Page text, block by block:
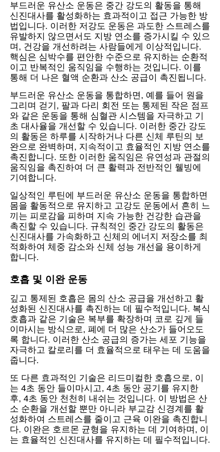
부드러운 유산소 운동은 중간 강도의 활동을 통해
신진대사를 활성화하는 효과적이고 접근 가능한 방
법입니다. 이러한 저강도 운동은 과도한 스트레스를
유발하지 않으면서도 지방 연소를 증가시킬 수 있으
며, 건강을 개선하려는 사람들에게 이상적입니다.
핵심은 심박수를 편안한 수준으로 유지하는 순환적
이고 반복적인 움직임을 수행하는 것입니다. 이를
통해 더 나은 혈액 순환과 산소 공급이 촉진됩니다.
부드러운 유산소 운동을 통합하면, 예를 들어 원을
그리며 걷기, 팔과 다리 회전 또는 통제된 작은 점프
와 같은 운동을 통해 심혈관 시스템을 자극하고 기
초 대사율을 개선할 수 있습니다. 이러한 중간 강도
의 활동은 하루를 시작하거나 다른 신체 루틴의 보
완으로 완벽하며, 지속적이고 효율적인 지방 연소를
촉진합니다. 또한 이러한 움직임은 유연성과 관절의
움직임을 촉진하여 더 큰 활력과 전반적인 웰빙에
기여합니다.
일상적인 루틴에 부드러운 유산소 운동을 통합하면
몸을 활동적으로 유지하고 고강도 운동에서 흔히 느
끼는 피로감을 피하며 지속 가능한 건강한 습관을
촉진할 수 있습니다. 규칙적인 중간 강도의 활동은
신진대사를 가속화하고 신체의 에너지 저장소를 최
적화하여 체중 감소와 신체 성능 개선을 용이하게
합니다.
호흡 및 이완 운동
깊고 통제된 호흡은 몸의 산소 공급을 개선하고 활
성화된 신진대사를 촉진하는 데 필수적입니다. 복식
호흡과 같은 기술은 복부를 확장하며 코로 깊게 들
이마시는 방식으로, 폐에 더 많은 산소가 들어오도
록 합니다. 이러한 산소 공급의 증가는 세포 기능을
자극하고 칼로리를 더 효율적으로 태우는 데 도움을
줍니다.
또 다른 효과적인 기술은 리드미컬한 호흡으로, 이
는 4초 동안 들이마시고, 4초 동안 공기를 유지한
후, 4초 동안 천천히 내쉬는 것입니다. 이 방법은 산
소 순환을 개선할 뿐만 아니라 부교감 신경계를 활
성화하여 스트레스를 줄이고 근육 이완을 촉진합니
다. 이완은 호르몬 균형을 유지하는 데 기여하며, 이
는 효율적인 신진대사를 유지하는 데 필수적입니다.